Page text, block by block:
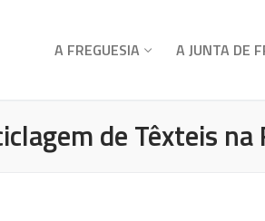
A FREGUESIA A JUNTA DE
de Têxteis